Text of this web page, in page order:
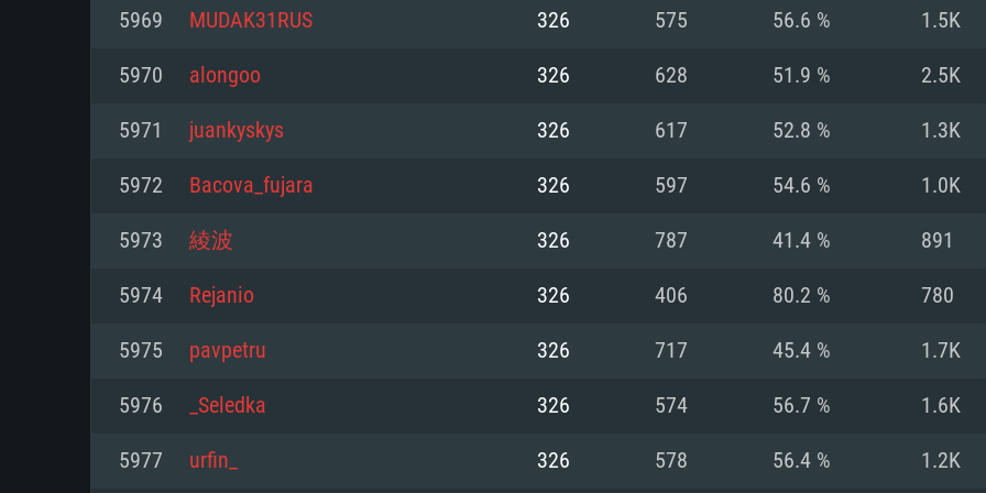
Minimum
Mémoire: 4 GB
Carte graphique supportant DirectX 11: AMD
Radeon 77XX / NVIDIA GeForce GTX 660. La
résolution minimale supportée par le jeu est de
Recommandée
Carte graphique
drivers: Nvidia
570 et plus.
Connection:
Minimum
processeurs Intel Xeon ne sont pas supportés)
Mémoire: 6 GB
Carte graphique: Intel Iris Pro 5200 (Mac), ou
analogue AMD/Nvidia. La résolution minimale
Recommandée
ne sont pas
Mémoire: 8 GB
Carte graphique:
support de Metal
Connection:
Minimum
modernes
Processeur: Dual-Core 2.4 GHz
Mémoire: 4 GB
Carte graphique: NVIDIA 660 avec les derniers
drivers (moins de 6 mois) / de même pour AMD
de 720p)
Recommandée
Carte graphique:
drivers (moins
(Radeon RX
5969 MUDAK31RUS 326 575 56.6 % 1.5K
5970 alongoo 326 628 51.9 % 2.5K
5971 juankyskys 326 617 52.8 % 1.3K
5972 Bacova_fujara 326 597 54.6 % 1.0K
5973 綾波 326 787 41.4 % 891
5974 Rejanio 326 406 80.2 % 780
5975 pavpetru 326 717 45.4 % 1.7K
5976 _Seledka 326 574 56.7 % 1.6K
5977 urfin_ 326 578 56.4 % 1.2K